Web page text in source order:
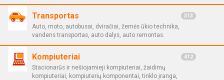
Transportas 313
Auto, moto, autobusai, dviračiai, žemės ūkio technika,
vandens transportas, auto dalys, auto remontas.
Kompiuteriai 412
Stacionarūs ir nešiojamieji kompiuteriai, žaidimų
kompiuteriai, kompiuterių komponentai, tinklo įranga,